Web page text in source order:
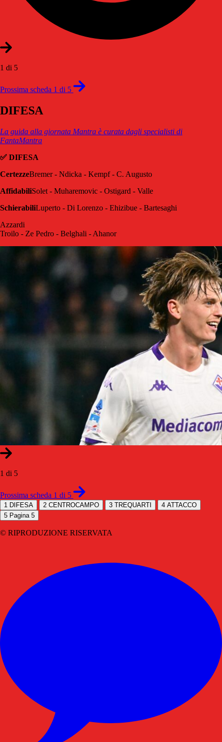
1 di 5
Prossima scheda 1 di 5
DIFESA
La guida alla giornata Mantra è curata dagli specialisti di
FantaMantra
✅ DIFESA
CertezzeBremer - Ndicka - Kempf - C. Augusto
AffidabiliSolet - Muharemovic - Ostigard - Valle
SchierabiliLuperto - Di Lorenzo - Ehizibue - Bartesaghi
Azzardi
Troilo - Ze Pedro - Belghali - Ahanor
1 di 5
Prossima scheda 1 di 5
1 DIFESA 2 CENTROCAMPO 3 TREQUARTI 4 ATTACCO
5 Pagina 5
© RIPRODUZIONE RISERVATA